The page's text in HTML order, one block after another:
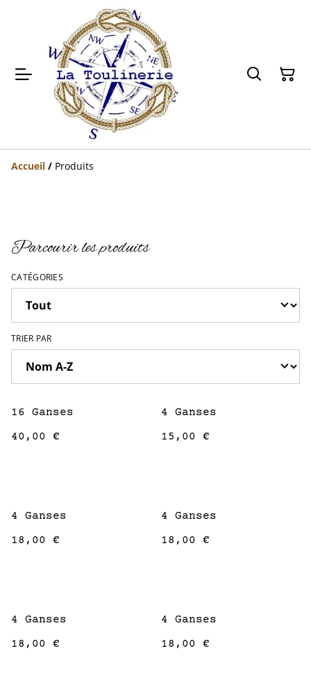
Accueil / Produits
Parcourir les produits
CATÉGORIES
TRIER PAR
16 Ganses
40,00 €
4 Ganses
15,00 €
4 Ganses
18,00 €
4 Ganses
18,00 €
4 Ganses
18,00 €
4 Ganses
18,00 €